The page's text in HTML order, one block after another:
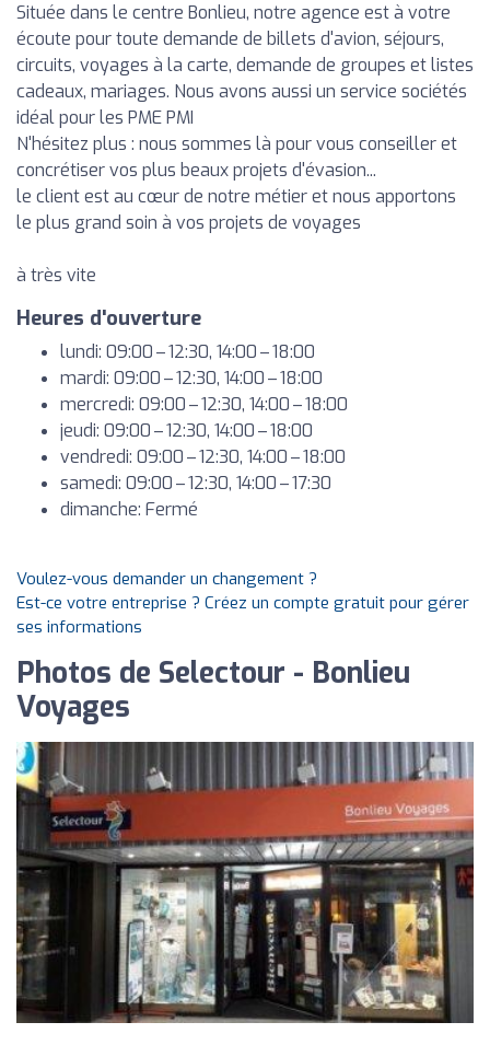
Située dans le centre Bonlieu, notre agence est à votre
écoute pour toute demande de billets d'avion, séjours,
circuits, voyages à la carte, demande de groupes et listes
cadeaux, mariages. Nous avons aussi un service sociétés
idéal pour les PME PMI
N'hésitez plus : nous sommes là pour vous conseiller et
concrétiser vos plus beaux projets d'évasion...
le client est au cœur de notre métier et nous apportons
le plus grand soin à vos projets de voyages
à très vite
Heures d'ouverture
lundi: 09:00 – 12:30, 14:00 – 18:00
mardi: 09:00 – 12:30, 14:00 – 18:00
mercredi: 09:00 – 12:30, 14:00 – 18:00
jeudi: 09:00 – 12:30, 14:00 – 18:00
vendredi: 09:00 – 12:30, 14:00 – 18:00
samedi: 09:00 – 12:30, 14:00 – 17:30
dimanche: Fermé
Voulez-vous demander un changement ?
Est-ce votre entreprise ? Créez un compte gratuit pour gérer
ses informations
Photos de Selectour - Bonlieu
Voyages